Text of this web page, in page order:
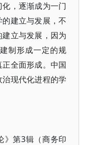
，逐渐成为一门
建立与发展，不
立与发展，因为
制形成一定的规
全面形成。中国
现代化进程的学
》第3辑（商务印